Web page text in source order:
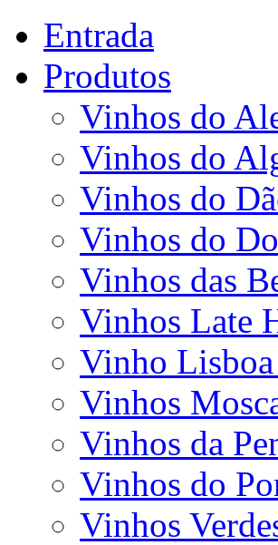
Entrada
Produtos
Vinhos do
Vinhos do
Vinhos do
Vinhos do
Vinhos das
Vinhos Late
Vinho
Vinhos
Vinhos da
Vinhos do
Vinhos